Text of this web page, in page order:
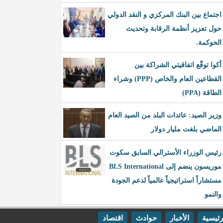
اجتماع بين البنك المركزي و النقد الدولي
حول تعزيز أنظمة الرقابة وتحديث
الحوكمة.
أكوا توقّع اتفاقيتي الشراكة بين
القطاعين العام والخاص (PPP) وشراء
الطاقة (PPA)
وزير الصيد: عائدات البلد من الصيد العام
الماضي بلغت مليار دولار
رئيس الوزراء الأسترالي السابق سكوت
موريسون ينضم إلى BLS International
مستشاراً استراتيجياً عالمياً لدعم الجودة
والنمو
الأخبار حوادث اقتصاد